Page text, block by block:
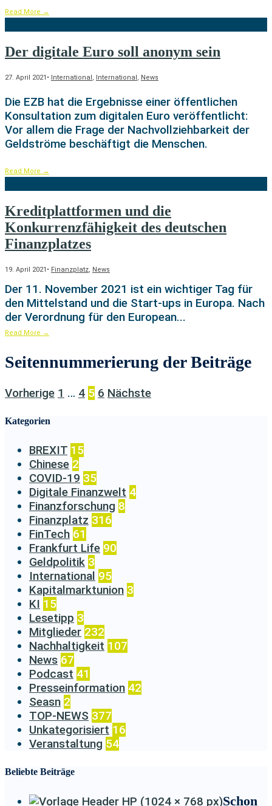
Read More →
Der digitale Euro soll anonym sein
27. April 2021 • International, International, News
Die EZB hat die Ergebnisse einer öffentlichen
Konsultation zum digitalen Euro veröffentlicht:
Vor allem die Frage der Nachvollziehbarkeit der
Geldströme beschäftigt die Menschen.
Read More →
Kreditplattformen und die
Konkurrenzfähigkeit des deutschen
Finanzplatzes
19. April 2021 • Finanzplatz News
Der 11. November 2021 ist ein wichtiger Tag für
den Mittelstand und die Start-ups in Europa. Nach
der Verordnung für den European...
Read More →
Seitennummerierung der Beiträge
Vorherige 1 … 4 5 6 Nächste
Kategorien
BREXIT 15
Chinese 2
COVID-19 35
Digitale Finanzwelt 4
Finanzforschung 8
Finanzplatz 316
FinTech 61
Frankfurt Life 90
Geldpolitik 3
International 95
Kapitalmarktunion 3
KI 15
Lesetipp 3
Mitglieder 232
Nachhaltigkeit 107
News 67
Podcast 41
Presseinformation 42
Seasn 2
TOP-NEWS 377
Unkategorisiert 16
Veranstaltung 54
Beliebte Beiträge
Schon